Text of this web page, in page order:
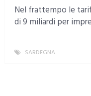
Nel frattempo le
di 9 miliardi per
SARDEGNA